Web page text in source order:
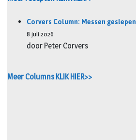
Corvers Column: Messen geslepen
8 juli 2026
door Peter Corvers
Meer Columns KLIK HIER>>